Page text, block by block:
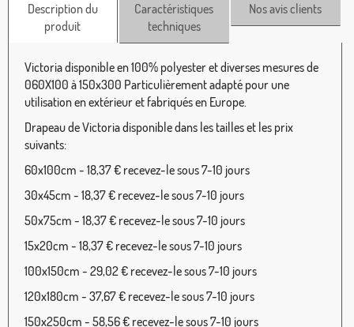
Description du
produit
Caractéristiques
techniques
Nos avis clients
Victoria disponible en 100% polyester et diverses mesures de
060X100 à 150x300 Particulièrement adapté pour une
utilisation en extérieur et fabriqués en Europe.
Drapeau de Victoria disponible dans les tailles et les prix
suivants:
60x100cm - 18,37 € recevez-le sous 7-10 jours
30x45cm - 18,37 € recevez-le sous 7-10 jours
50x75cm - 18,37 € recevez-le sous 7-10 jours
15x20cm - 18,37 € recevez-le sous 7-10 jours
100x150cm - 29,02 € recevez-le sous 7-10 jours
120x180cm - 37,67 € recevez-le sous 7-10 jours
150x250cm - 58,56 € recevez-le sous 7-10 jours